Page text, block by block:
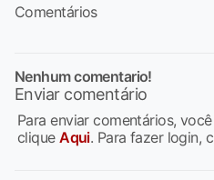
Comentários
Nenhum comentario!
Enviar comentário
Para enviar comentários,
cliqueAqui. Para fazer login,